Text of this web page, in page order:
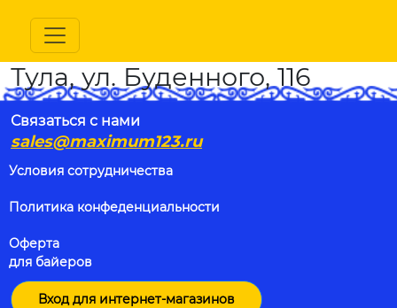
Тула, ул. Буденного, 116
Связаться с нами
sales@maximum123.ru
Условия сотрудничества
Политика конфеденциальности
Оферта
для байеров
Вход для интернет-магазинов